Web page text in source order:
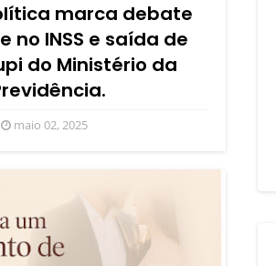
marca debate
no INSS e saída de
do Ministério da
maio 02, 2025